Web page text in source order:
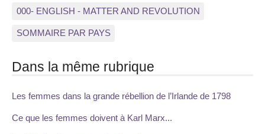
000- ENGLISH - MATTER AND REVOLUTION
SOMMAIRE PAR PAYS
Dans la même rubrique
Les femmes dans la grande rébellion de l’Irlande de 1798
Ce que les femmes doivent à Karl Marx...